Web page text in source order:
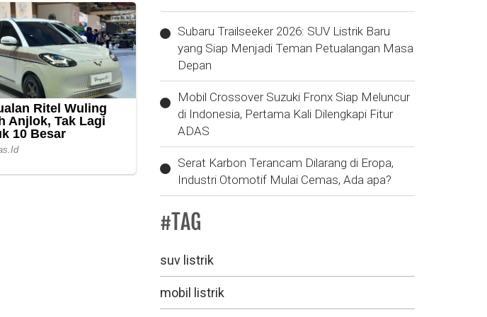
Subaru Trailseeker 2026: SUV Listrik Baru
yang Siap Menjadi Teman Petualangan Masa
Depan
Mobil Crossover Suzuki Fronx Siap Meluncur
di Indonesia, Pertama Kali Dilengkapi Fitur
ADAS
Serat Karbon Terancam Dilarang di Eropa,
Industri Otomotif Mulai Cemas, Ada apa?
#TAG
suv listrik
mobil listrik